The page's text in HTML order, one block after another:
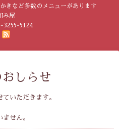
きなど多数のメニューがあります
み屋
3255-5124
おしらせ
いただきます。
せん。